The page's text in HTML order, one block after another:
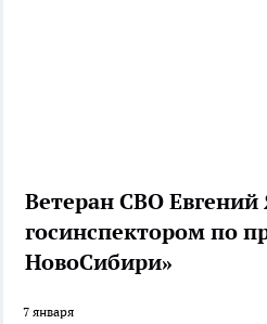
Ветеран СВО
госинспектором по
НовоСибири»
7 января